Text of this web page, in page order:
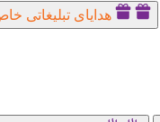
هدایای تبلیغاتی